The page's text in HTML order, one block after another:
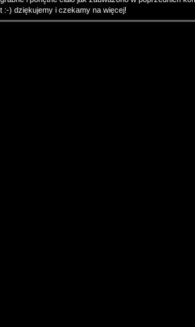
:-) dziękujemy i czekamy na więcej!